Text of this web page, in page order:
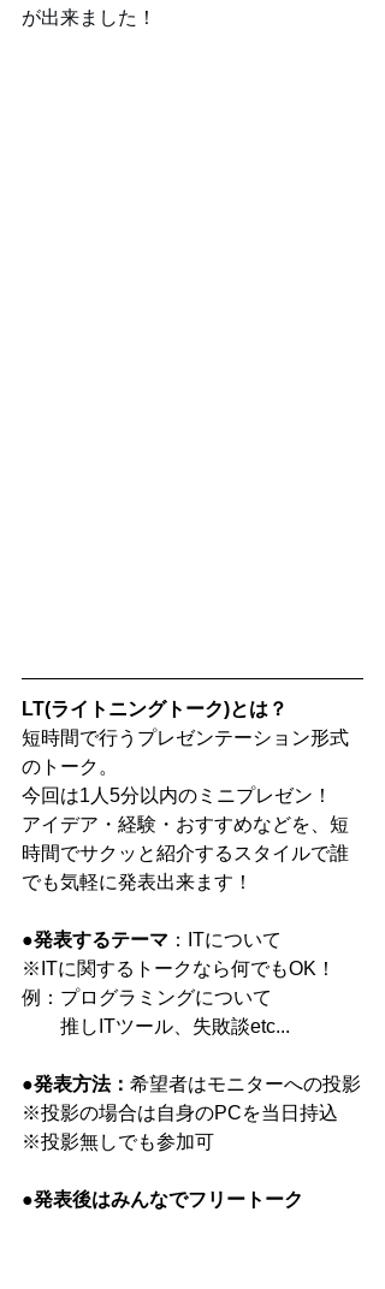
が出来ました！
LT(ライトニングトーク)とは？
短時間で行うプレゼンテーション形式
のトーク。
今回は1人5分以内のミニプレゼン！
アイデア・経験・おすすめなどを、短
時間でサクッと紹介するスタイルで誰
でも気軽に発表出来ます！
●発表するテーマ ：ITについて
※ITに関するトークなら何でもOK！
例：プログラミングについて
推しITツール、失敗談etc...
●発表方法： 希望者はモニターへの投影
※投影の場合は自身のPCを当日持込
※投影無しでも参加可
●発表後はみんなでフリートーク